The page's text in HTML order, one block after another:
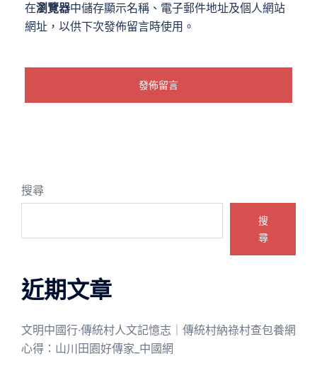
在瀏覽器中儲存顯示名稱、電子郵件地址及個人網站
網址，以供下次發佈留言時使用。
搜尋
搜
尋
近期文章
文明中國行·傳統村人文記憶志｜傳統村納祿村查包養網
心得：山川田園好傳家_中國網